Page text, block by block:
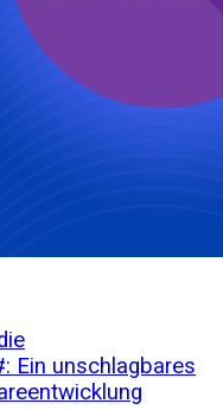
Ein unschlagbares